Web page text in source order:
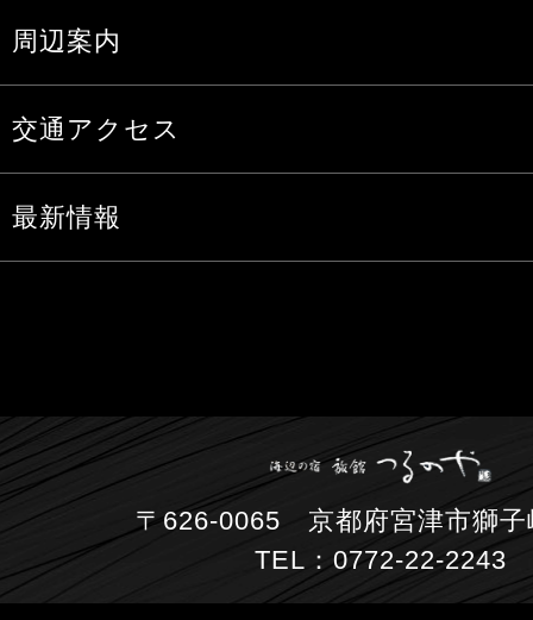
周辺案内
交通アクセス
最新情報
〒626-0065 京都府宮津市獅子
TEL：0772-22-2243